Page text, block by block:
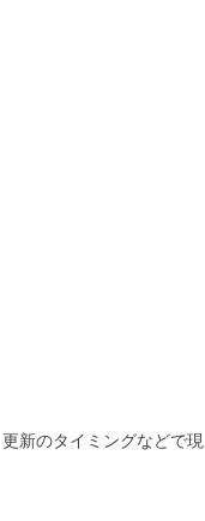
新のタイミングなどで現